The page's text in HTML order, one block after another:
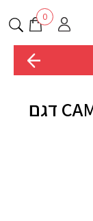
0
סאבוופר CAMBRIDGE AUDIO דגם